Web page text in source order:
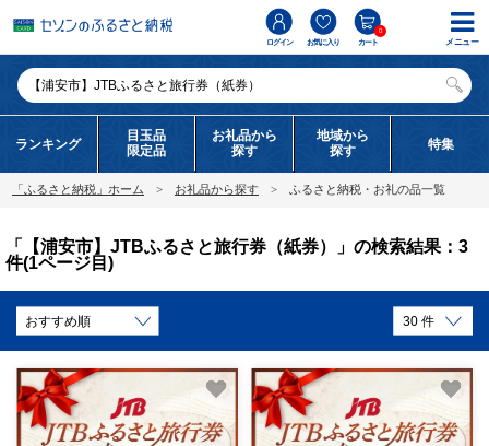
ログイン お気に入り カート
0
ランキング
目玉品
限定品
お礼品から
探す
地域から
探す
特集
「ふるさと納税」ホーム お礼品から探す ふるさと納税・お礼の品一覧
「【浦安市】JTBふるさと旅行券（紙券）」の検索結果：3
件(1ページ目)
メニュー